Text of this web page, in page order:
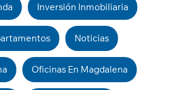
Inversión Inmobiliaria
Noticias
Oficinas En Magdalena